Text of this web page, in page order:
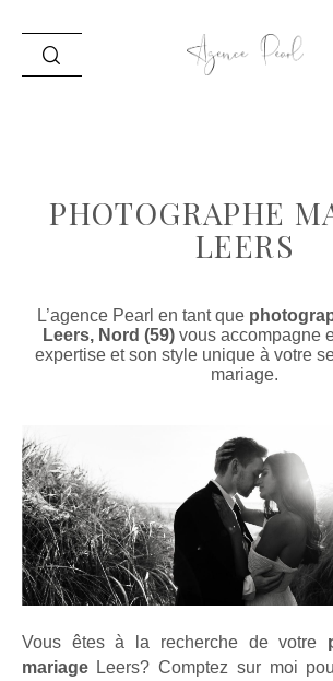
PORTFOLIO
PHOTOGRAPHE
LEERS
L’agence Pearl en tant que
Leers, Nord (59)vous accompagne
expertise et son style unique à votre
mariage.
Vous êtes à la recherche de votre
mariage Leers? Comptez sur moi